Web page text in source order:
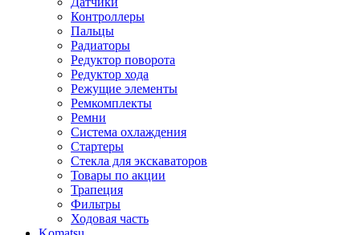
Контроллеры
Пальцы
Радиаторы
Редуктор поворота
Редуктор хода
Режущие элементы
Ремкомплекты
Ремни
Система охлаждения
Стартеры
Стекла для экскаваторов
Товары по акции
Трапеция
Фильтры
Ходовая часть